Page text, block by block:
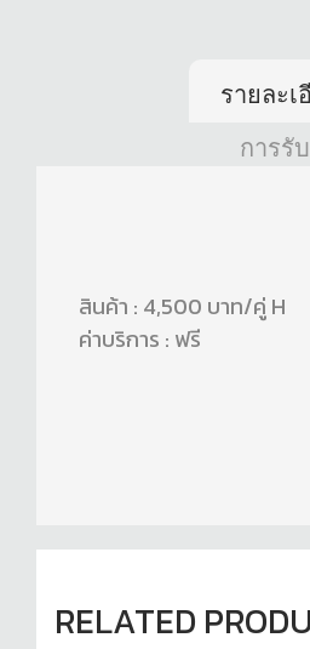
รายละ
การรั
สินค้า : 4,500 บาท/คู่ H
ค่าบริการ : ฟรี
RELATED